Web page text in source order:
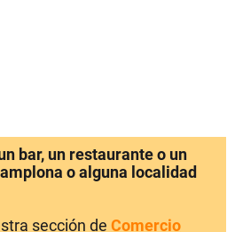
bar, un restaurante o un
o alguna localidad
sección de Comercio